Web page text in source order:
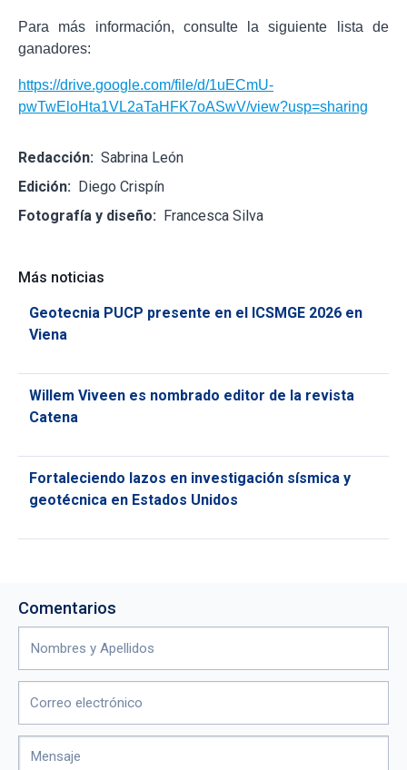
Para más información, consulte la siguiente lista de
ganadores:
https://drive.google.com/file/d/1uECmU-
pwTwEloHta1VL2aTaHFK7oASwV/view?usp=sharing
Redacción: Sabrina León
Edición: Diego Crispín
Fotografía y diseño: Francesca Silva
Más noticias
Geotecnia PUCP presente en el ICSMGE 2026 en
Viena
Willem Viveen es nombrado editor de la revista
Catena
Fortaleciendo lazos en investigación sísmica y
geotécnica en Estados Unidos
Comentarios